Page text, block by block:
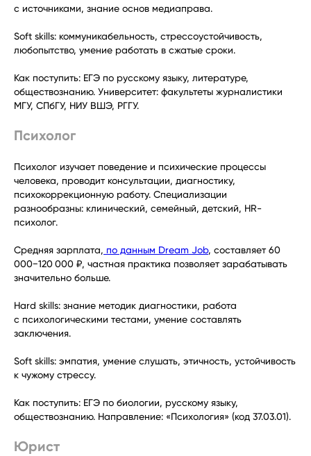
с источниками, знание основ медиаправа.
Soft skills: коммуникабельность, стрессоустойчивость,
любопытство, умение работать в сжатые сроки.
Как поступить: ЕГЭ по русскому языку, литературе,
обществознанию. Университет: факультеты журналистики
МГУ, СПбГУ, НИУ ВШЭ, РГГУ.
Психолог
Психолог изучает поведение и психические процессы
человека, проводит консультации, диагностику,
психокоррекционную работу. Специализации
разнообразны: клинический, семейный, детский, HR-
психолог.
Средняя зарплата, по данным Dream Job, составляет 60
000−120 000 ₽, частная практика позволяет зарабатывать
значительно больше.
Hard skills: знание методик диагностики, работа
с психологическими тестами, умение составлять
заключения.
Soft skills: эмпатия, умение слушать, этичность, устойчивость
к чужому стрессу.
Как поступить: ЕГЭ по биологии, русскому языку,
обществознанию. Направление: «Психология» (код 37.03.01).
Юрист